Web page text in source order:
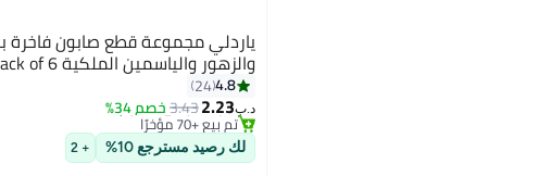
ياردلي مجموعة قطع صابون فاخرة
والزهور والياسمين الملكية 100g Pack of 6
4.8
24
د.ب‏2.23
3.43خصم 34%
#14 في الصابون
أقل سعر في 30 يوم
تم بيع +70 مؤخرًا
#14 في الصابون
لك رصيد مسترجع 10% + 2